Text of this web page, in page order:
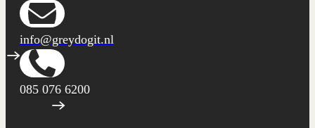
info@greydogit.nl
085 076 6200